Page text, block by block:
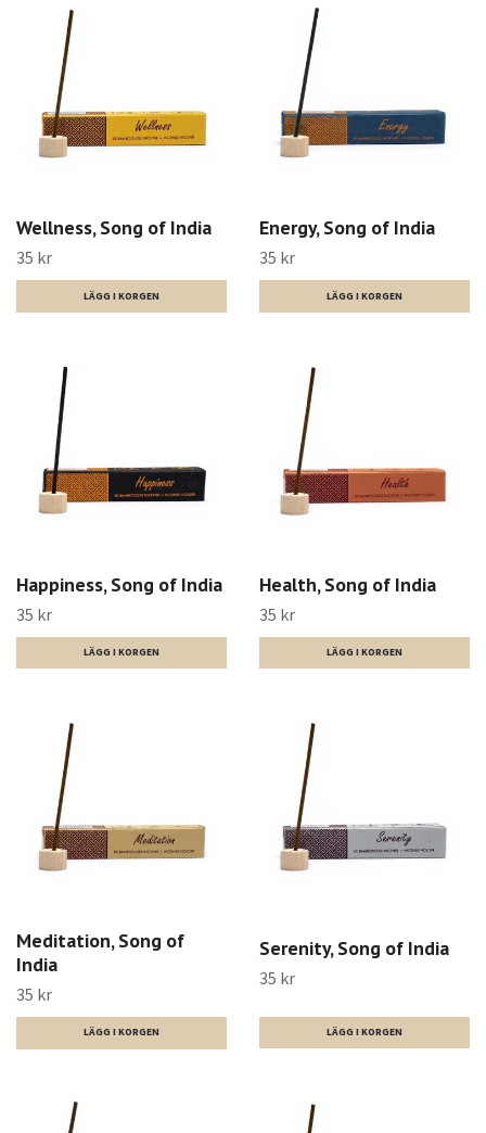
Wellness, Song of India
35 kr
Energy, Song of India
35 kr
Happiness, Song of India
35 kr
Health, Song of India
35 kr
Meditation, Song of
India
35 kr
Serenity, Song of India
35 kr